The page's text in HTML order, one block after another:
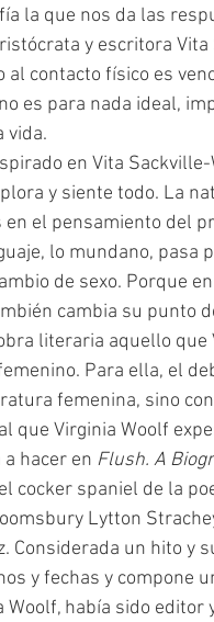
la que nos da las
y escritora
al contacto físico es
es para nada ideal,
vida.
y siente todo. La
el pensamiento del
lo mundano, pasa
de sexo. Porque
cambia su punto
literaria aquello
Para ella, el
femenina, sino
hacer en Flush. A
cocker spaniel de la
Lytton
Considerada un hito y
y fechas y compone
Woolf, había sido editor